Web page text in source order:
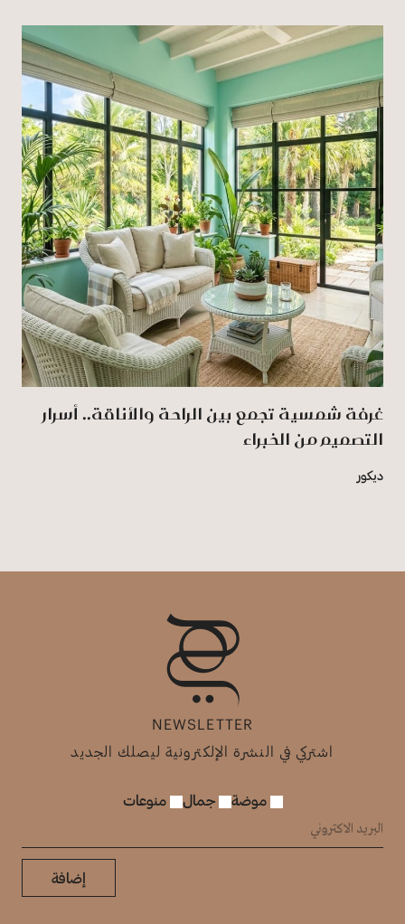
غرفة شمسية تجمع بين الراحة والأناقة.. أسرار
التصميم من الخبراء
ديكور
NEWSLETTER
اشتركي في النشرة الإلكترونية ليصلك الجديد
موضة جمال منوعات
إضافة